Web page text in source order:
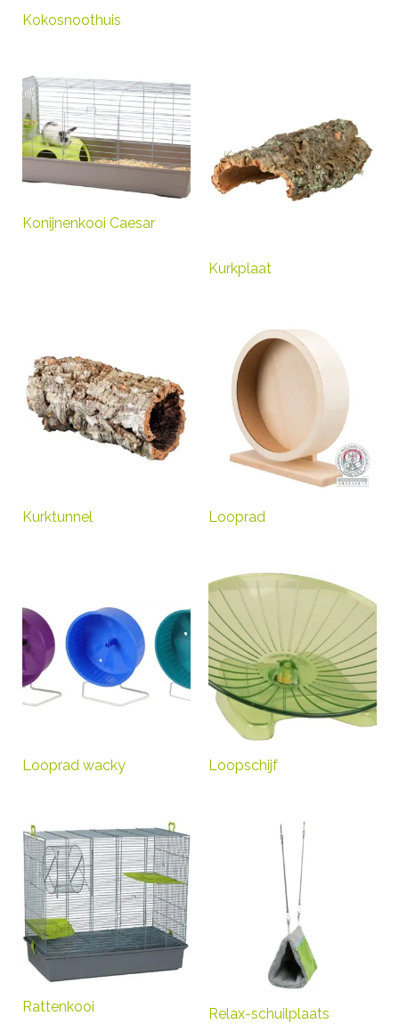
Kokosnoothuis
Konijnenkooi Caesar
Kurkplaat
Kurktunnel Looprad
Looprad wacky Loopschijf
Rattenkooi Relax-schuilplaats